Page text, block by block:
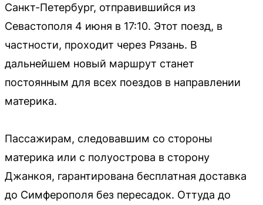
Санкт-Петербург, отправившийся из
Севастополя 4 июня в 17:10. Этот поезд, в
частности, проходит через Рязань. В
дальнейшем новый маршрут станет
постоянным для всех поездов в направлении
материка.
Пассажирам, следовавшим со стороны
материка или с полуострова в сторону
Джанкоя, гарантирована бесплатная доставка
до Симферополя без пересадок. Оттуда до